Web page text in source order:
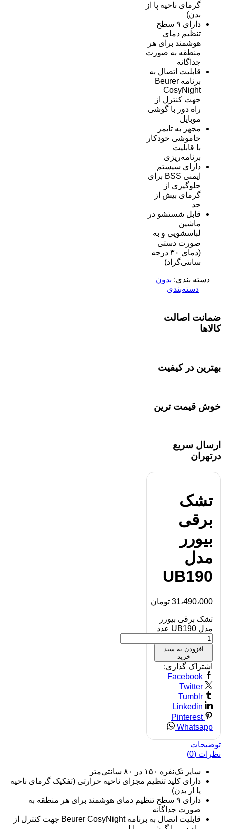
گرمای ناحیه پا از
بدن)
دارای ۹ سطح
تنظیم دمای
هوشمند برای هر
منطقه به صورت
جداگانه
قابلیت اتصال به
برنامه Beurer
CosyNight
جهت کنترل از
راه دور با گوشی
موبایل
مجهز به تایمر
خاموشی خودکار
با قابلیت
برنامه‌ریزی
دارای سیستم
ایمنی BSS برای
جلوگیری از
گرمای بیش از
حد
قابل شستشو در
ماشین
لباسشویی و به
صورت دستی
(دمای ۳۰ درجه
سانتی‌گراد)
دسته بندی: بدون
دسته‌بندی
ضمانت اصالت
کالاها
بهترین در کیفیت
خوش قیمت ترین
ارسال سریع
درتهران
تشک
برقی
بیورر
مدل
UB190
31،490،000 تومان
تشک برقی بیورر
مدل UB190 عدد
افزودن به سبد
خرید
اشتراک گذاری:
Facebook
Twitter
Tumblr
Linkedin
Pinterest
Whatsapp
توضیحات
نظرات (0)
سایز تک‌نفره ۱۵۰ در ۸۰ سانتی‌متر
دارای کلید تنظیم مجزای ناحیه حرارتی (تفکیک گرمای ناحیه
پا از بدن)
دارای ۹ سطح تنظیم دمای هوشمند برای هر منطقه به
صورت جداگانه
قابلیت اتصال به برنامه Beurer CosyNight جهت کنترل از